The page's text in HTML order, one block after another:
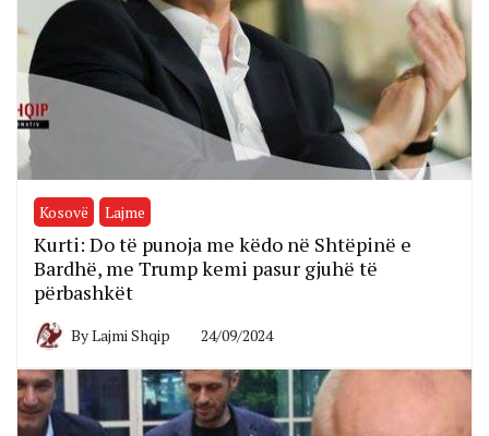
Kosovë Lajme
Kurti: Do të punoja me këdo në Shtëpinë e
Bardhë, me Trump kemi pasur gjuhë të
përbashkët
ByLajmi Shqip 24/09/2024